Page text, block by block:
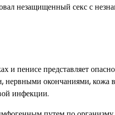
незащищенный секс с
и пенисе представляет
окончаниями, кожа в
инфекции.